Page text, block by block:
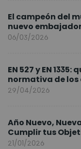
El campeón del
nuevo
Europa
06/03/2026
EN 527 y EN
normativa de los
y sillas
29/04/2026
Año Nuevo,
Cumplir tus
Entrenando en
21/01/2026